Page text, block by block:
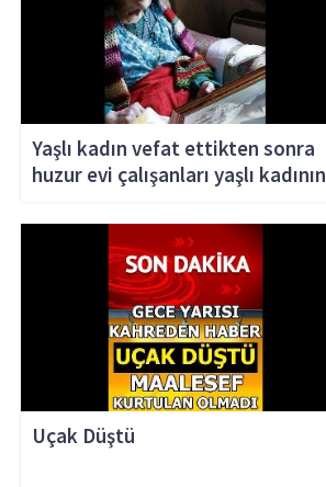
Yaşlı kadın vefat ettikten sonra
huzur evi çalışanları yaşlı kadının
Uçak Düştü